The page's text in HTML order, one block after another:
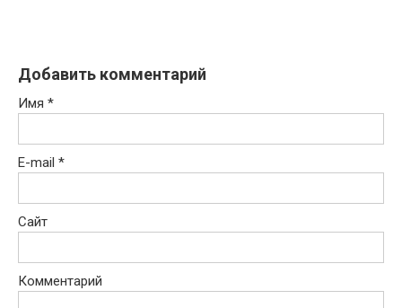
Добавить комментарий
Имя *
E-mail *
Сайт
Комментарий